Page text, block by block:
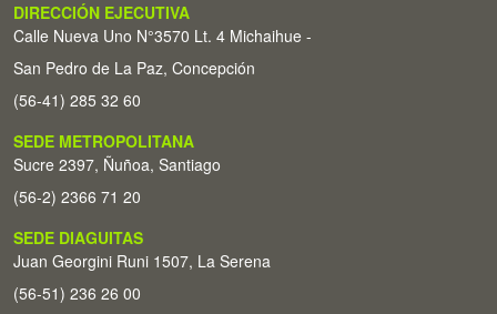
DIRECCIÓN EJECUTIVA
Calle Nueva Uno N°3570 Lt. 4 Michaihue -
San Pedro de La Paz, Concepción
(56-41) 285 32 60
SEDE METROPOLITANA
Sucre 2397, Ñuñoa, Santiago
(56-2) 2366 71 20
SEDE DIAGUITAS
Juan Georgini Runi 1507, La Serena
(56-51) 236 26 00